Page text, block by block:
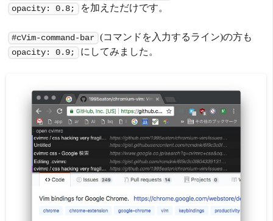
opacity: 0.8; を加えただけです。
#cVim-command-bar (コマンドを入力するライン)の方も
opacity: 0.9; にしてみました。